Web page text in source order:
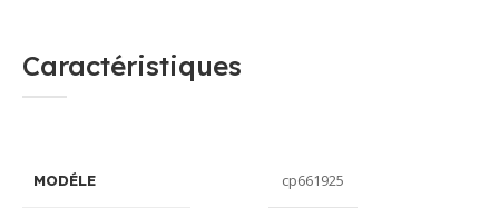
Caractéristiques
MODÉLE cp661925